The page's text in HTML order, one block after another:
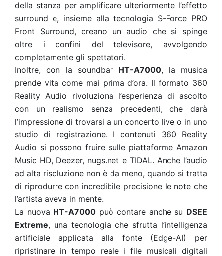
della stanza per amplificare ulteriormente l’effetto
surround e, insieme alla tecnologia S-Force PRO
Front Surround, creano un audio che si spinge
oltre i confini del televisore, avvolgendo
completamente gli spettatori.
Inoltre, con la soundbar HT-A7000, la musica
prende vita come mai prima d’ora. Il formato 360
Reality Audio rivoluziona l’esperienza di ascolto
con un realismo senza precedenti, che darà
l’impressione di trovarsi a un concerto live o in uno
studio di registrazione. I contenuti 360 Reality
Audio si possono fruire sulle piattaforme Amazon
Music HD, Deezer, nugs.net e TIDAL. Anche l’audio
ad alta risoluzione non è da meno, quando si tratta
di riprodurre con incredibile precisione le note che
l’artista aveva in mente.
La nuova HT-A7000 può contare anche su DSEE
Extreme, una tecnologia che sfrutta l’intelligenza
artificiale applicata alla fonte (Edge-AI) per
ripristinare in tempo reale i file musicali digitali